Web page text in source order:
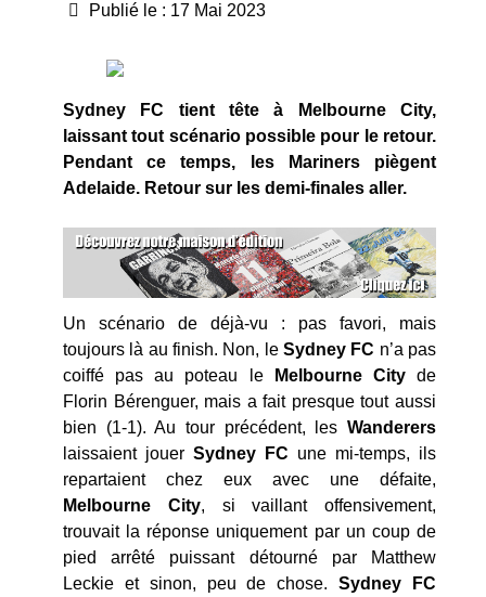
Publié le : 17 Mai 2023
Sydney FC tient tête à Melbourne City,
laissant tout scénario possible pour le retour.
Pendant ce temps, les Mariners piègent
Adelaide. Retour sur les demi-finales aller.
Un scénario de déjà-vu : pas favori, mais
toujours là au finish. Non, leSydney FC n’a pas
coiffé pas au poteau le
Melbourne Cityde
Florin Bérenguer, mais a fait presque tout aussi
bien (1-1). Au tour précédent, les Wanderers
laissaient jouer Sydney FC une mi-temps, ils
repartaient chez eux avec une défaite,
Melbourne
City, si vaillant offensivement,
trouvait la réponse uniquement par un coup de
pied arrêté puissant détourné par Matthew
Leckie et sinon, peu de chose.Sydney FC